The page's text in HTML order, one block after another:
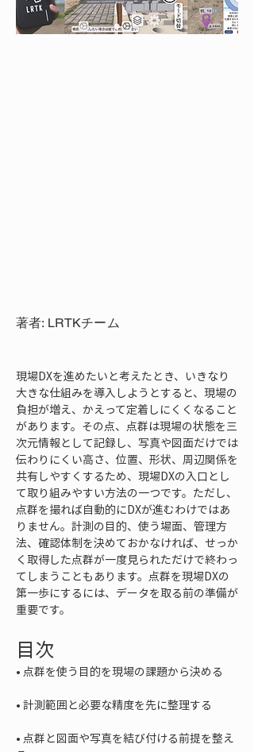
著者: LRTKチーム
現場DXを進めたいと考えたとき、いきなり
大きな仕組みを導入しようとすると、現場の
負担が増え、かえって定着しにくくなること
があります。その点、点群は現場の状態を三
次元情報として記録し、写真や図面だけでは
伝わりにくい高さ、位置、形状、周辺関係を
共有しやすくするため、現場DXの入口とし
て取り組みやすい方法の一つです。ただし、
点群を撮れば自動的にDXが進むわけではあ
りません。計測の目的、使う場面、管理方
法、確認体制を決めておかなければ、せっか
く取得した点群が一度見られただけで終わっ
てしまうこともあります。点群を現場DXの
第一歩にするには、データを取る前の準備が
重要です。
目次
•
•
• 点群と図面や写真を結び付ける前提を整え